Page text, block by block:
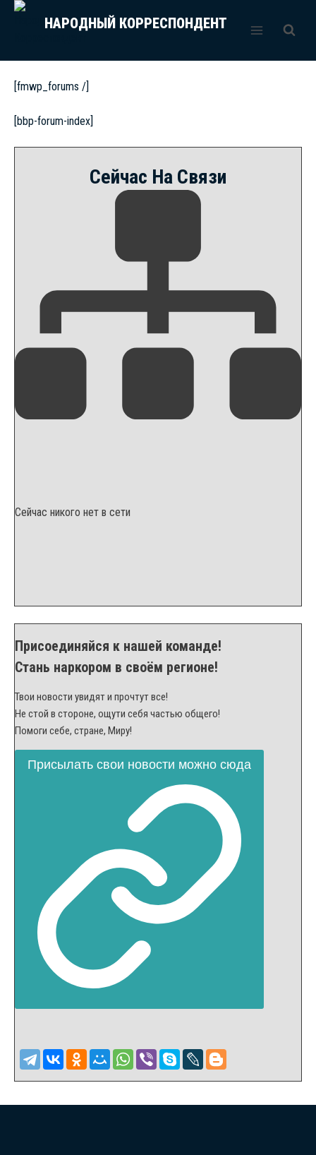
Перейти
НАРОДНЫЙ КОРРЕСПОНДЕНТ
[fmwp_forums /]
[bbp-forum-index]
Сейчас На Связи
Сейчас никого нет в сети
Присоединяйся к нашей команде!
Стань наркором в своём регионе!
Твои новости увидят и прочтут все!
Не стой в стороне, ощути себя частью общего!
Помоги себе, стране, Миру!
Присылать свои новости можно сюда